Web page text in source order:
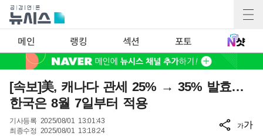
메인 랭킹 섹션 포토
[속보]美, 캐나다 관세 25% → 35% 발효…
한국은 8월 7일부터 적용
기사등록 2025/08/01 13:01:43
최종수정 2025/08/01 13:18:24
가가